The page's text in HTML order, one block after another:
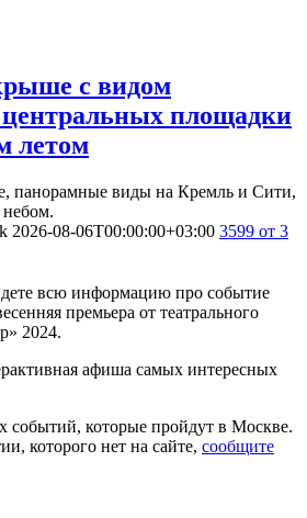
с видом
площадки
летом
панорамные виды на Кремль и Сити,
2026-08-06T00:00:00+03:00 3599 от 3
всю информацию про событие
премьера от театрального
2024.
афиша самых интересных
событий, которые пройдут в Москве.
которого нет на сайте, сообщите